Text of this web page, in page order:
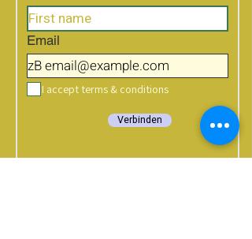
Email
I accept terms & conditions
Verbinden